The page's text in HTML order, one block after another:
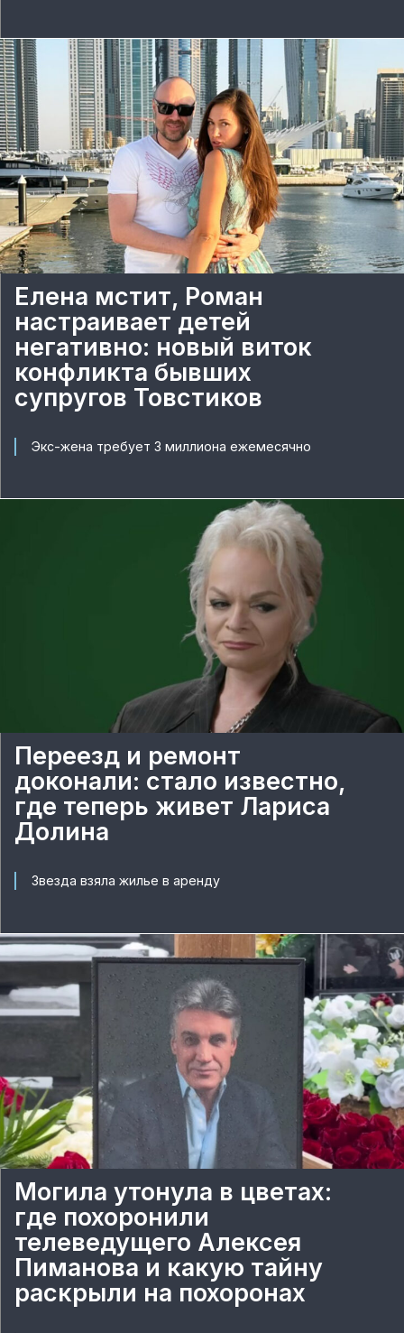
Елена мстит, Роман
настраивает детей
негативно: новый виток
конфликта бывших
супругов Товстиков
Экс-жена требует 3 миллиона ежемесячно
Переезд и ремонт
доконали: стало известно,
где теперь живет Лариса
Долина
Звезда взяла жилье в аренду
Могила утонула в цветах:
где похоронили
телеведущего Алексея
Пиманова и какую тайну
раскрыли на похоронах